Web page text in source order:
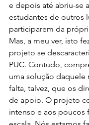
e depois até abriu-se
estudantes de outros
participarem da
Mas, a meu ver, isto
projeto se
PUC. Contudo,
uma solução daquele
falta, talvez, que os
de apoio. O projeto
intenso e aos poucos